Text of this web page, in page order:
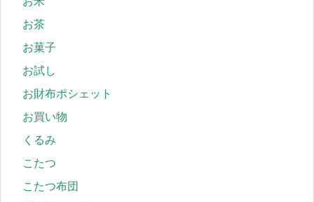
お茶
お菓子
お試し
お財布ポシェット
お買い物
くるみ
こたつ
こたつ布団